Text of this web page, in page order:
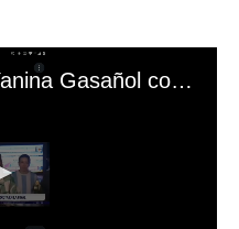
El mal momento de Yanina Gasañol con un hincha argentino en "Subrayado"